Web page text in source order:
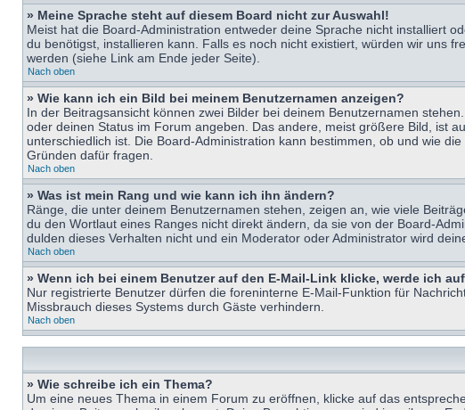
» Meine Sprache steht auf diesem Board nicht zur Auswahl!
Meist hat die Board-Administration entweder deine Sprache nicht installiert
du benötigst, installieren kann. Falls es noch nicht existiert, würden wir uns
werden (siehe Link am Ende jeder Seite).
Nach oben
» Wie kann ich ein Bild bei meinem Benutzernamen anzeigen?
In der Beitragsansicht können zwei Bilder bei deinem Benutzernamen
oder deinen Status im Forum angeben. Das andere, meist größere Bild, ist
unterschiedlich ist. Die Board-Administration kann bestimmen, ob und wie
Gründen dafür fragen.
Nach oben
» Was ist mein Rang und wie kann ich ihn ändern?
Ränge, die unter deinem Benutzernamen stehen, zeigen an, wie viele
du den Wortlaut eines Ranges nicht direkt ändern, da sie von der Board-
dulden dieses Verhalten nicht und ein Moderator oder Administrator wird
Nach oben
» Wenn ich bei einem Benutzer auf den E-Mail-Link klicke, werde ich
Nur registrierte Benutzer dürfen die foreninterne E-Mail-Funktion für
Missbrauch dieses Systems durch Gäste verhindern.
Nach oben
» Wie schreibe ich ein Thema?
Um eine neues Thema in einem Forum zu eröffnen, klicke auf das